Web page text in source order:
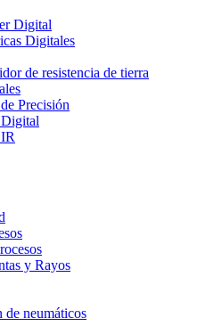
Digital
Digitales
de resistencia de tierra
Precisión
y Rayos
de neumáticos